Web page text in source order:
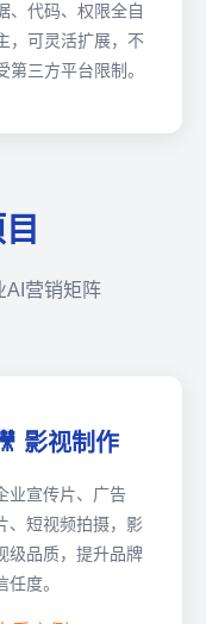
、代码、权限全自
，可灵活扩展，不
第三方平台限制。
AI营销矩阵
影视制作
业宣传片、广告
、短视频拍摄，影
级品质，提升品牌
任度。